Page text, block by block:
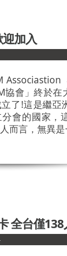
加入
Associastion
協會」終於
了!這是繼亞
會的國家，
而言，無異
全台僅